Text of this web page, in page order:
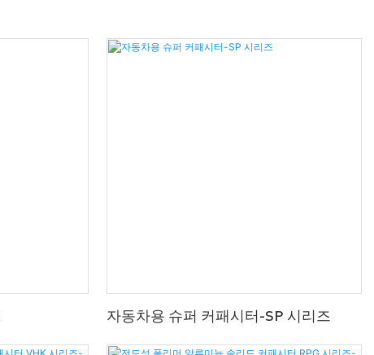
자동차용 슈퍼 커패시터-SP 시리즈